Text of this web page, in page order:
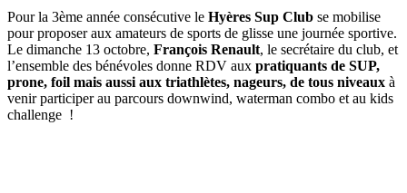
Pour la 3ème année consécutive le Hyères Sup Club se mobilise
pour proposer aux amateurs de sports de glisse une journée sportive.
Le dimanche 13 octobre, François Renault, le secrétaire du club, et
l’ensemble des bénévoles donne RDV aux pratiquants de SUP,
prone, foil mais aussi aux triathlètes, nageurs, de tous niveaux à
venir participer au parcours downwind, waterman combo et au kids
challenge !